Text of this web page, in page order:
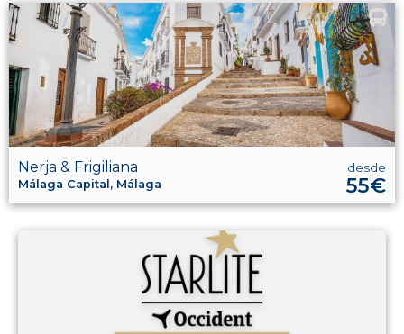
Nerja & Frigiliana
Málaga Capital, Málaga
desde
55€